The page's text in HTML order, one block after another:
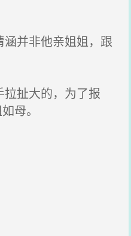
并非他亲姐姐，跟
扯大的，为了报
母。